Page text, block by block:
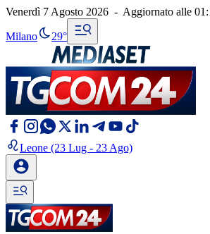
Venerdì 7 Agosto 2026 - Aggiornato alle
Milano 29°
Leone (23 Lug - 23 Ago)